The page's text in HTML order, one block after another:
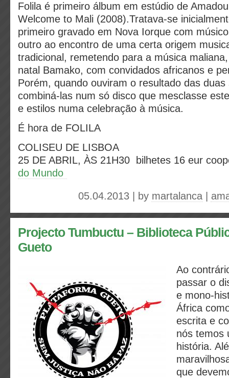
Folila é primeiro álbum em estúdio de
Welcome to Mali (2008).Tratava-se
primeiro gravado em Nova Iorque com
outro ao encontro de uma certa origem
tradicional, remetendo para a música
natal Bamako, com convidados africanos e
Porém, quando ouviram o resultado das
combiná-las num só disco que mesclasse
e estilos numa celebração à música.
É hora de FOLILA
COLISEU DE LISBOA
25 DE ABRIL, ÀS 21H30 bilhetes 16 eur
do Mundo
05.04.2013 | by martalanca
Projecto Tumbuctu – Biblioteca
Gueto
Ao
passar o
e mono-
África
escrita e
nós temos
história.
que